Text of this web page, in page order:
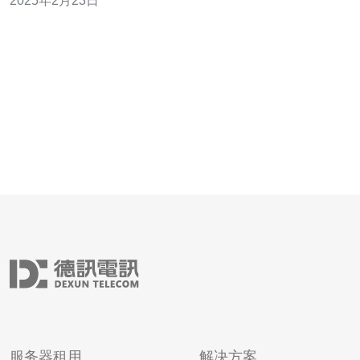
接体验。 相较于传统服务器，cn2服务器具有以下几个明
服务器租用 解决方案